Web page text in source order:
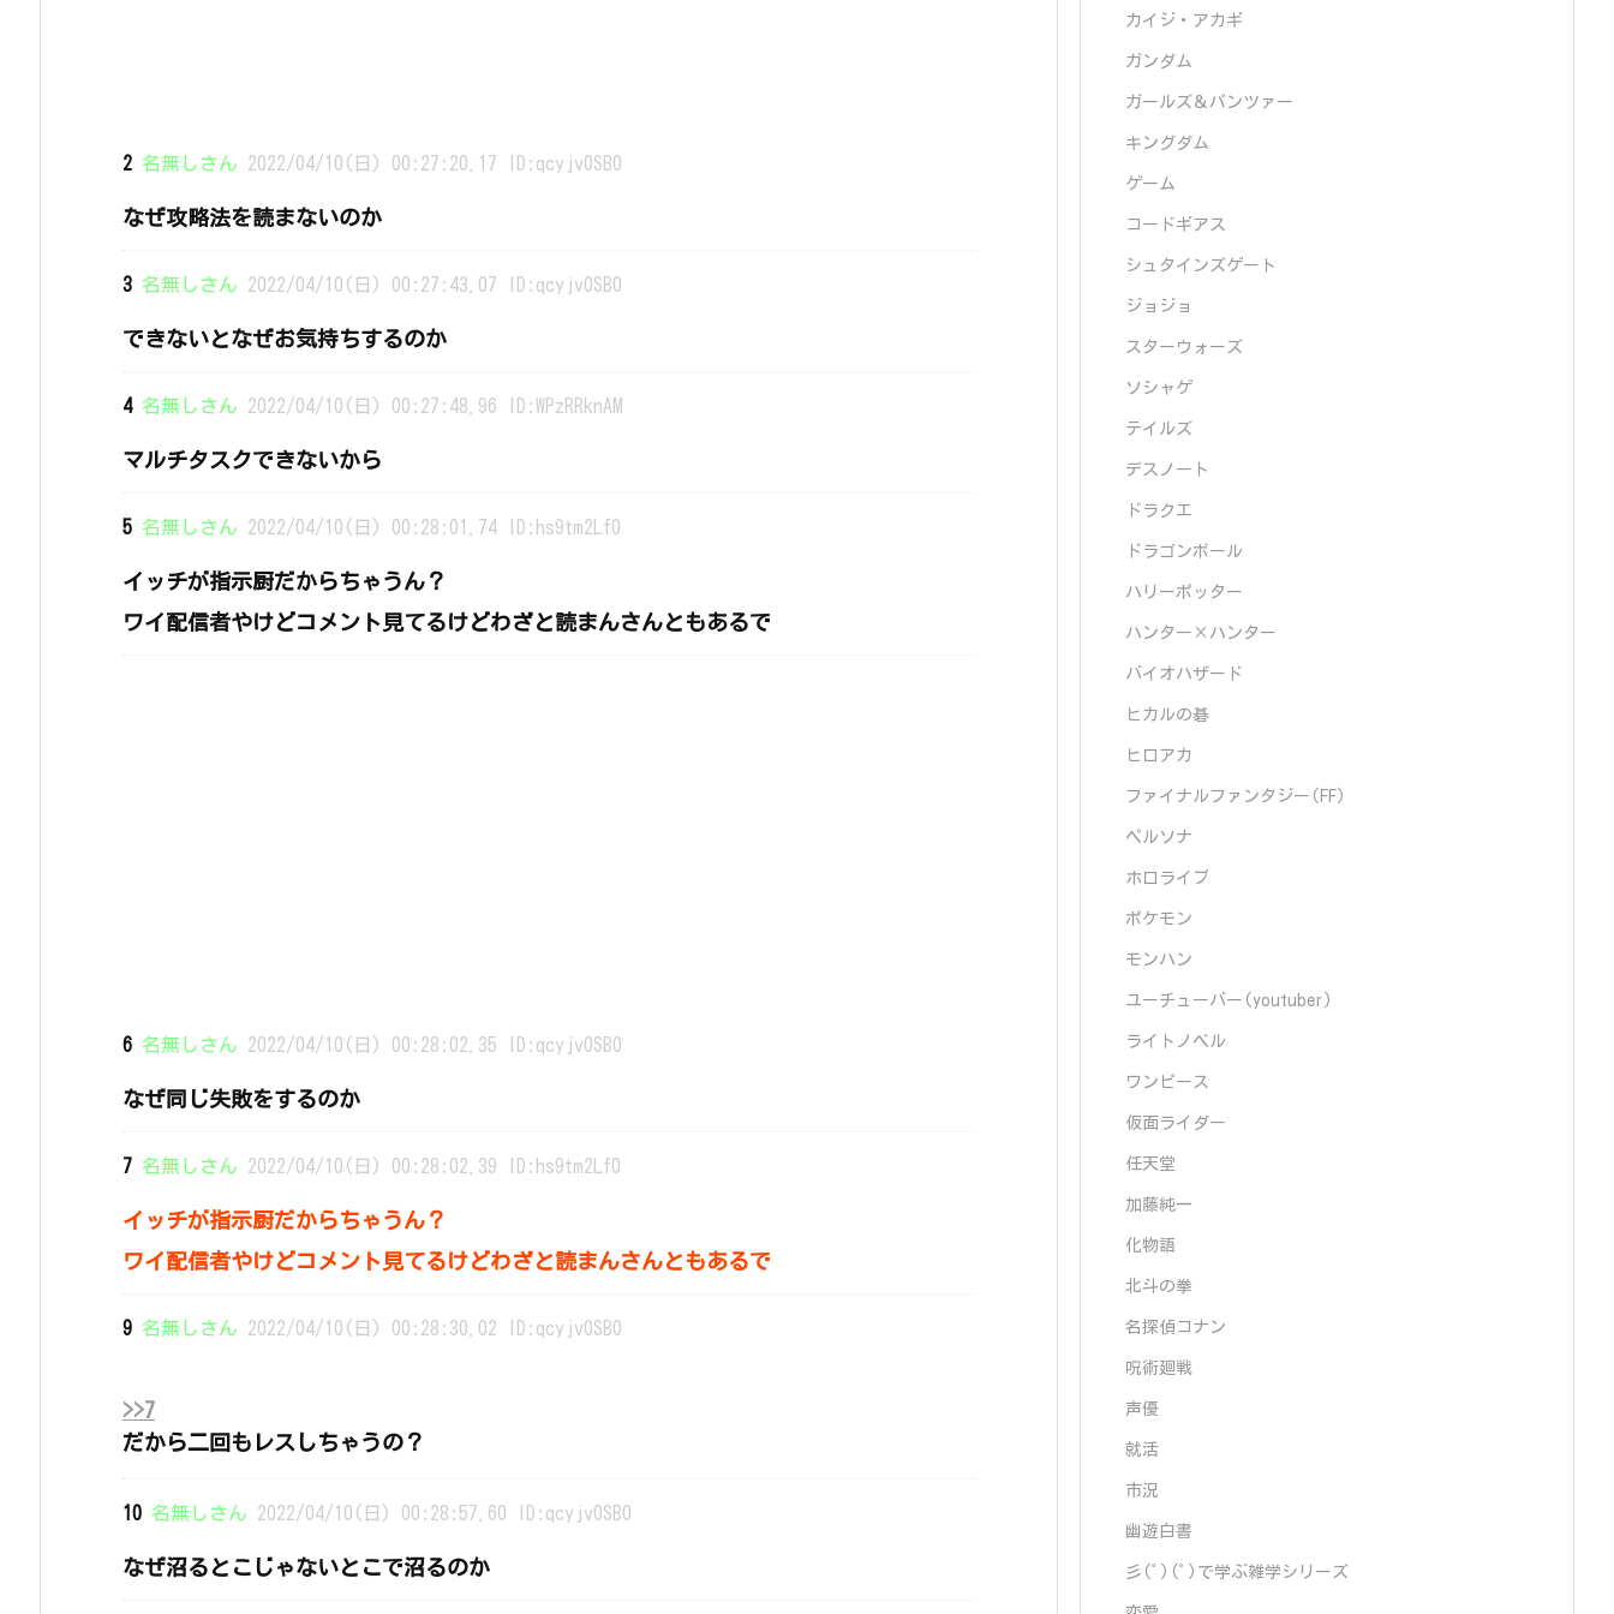
2 名無しさん 2022/04/10(日) 00:27:20.17 ID:qcyjv0SB0
なぜ攻略法を読まないのか
3 名無しさん 2022/04/10(日) 00:27:43.07 ID:qcyjv0SB0
できないとなぜお気持ちするのか
4 名無しさん 2022/04/10(日) 00:27:48.96 ID:WPzRRknAM
マルチタスクできないから
5 名無しさん 2022/04/10(日) 00:28:01.74 ID:hs9tm2Lf0
イッチが指示厨だからちゃうん？
ワイ配信者やけどコメント見てるけどわざと読まんさんともあるで
6 名無しさん 2022/04/10(日) 00:28:02.35 ID:qcyjv0SB0
なぜ同じ失敗をするのか
7 名無しさん 2022/04/10(日) 00:28:02.39 ID:hs9tm2Lf0
イッチが指示厨だからちゃうん？
ワイ配信者やけどコメント見てるけどわざと読まんさんともあるで
9 名無しさん 2022/04/10(日) 00:28:30.02 ID:qcyjv0SB0
>>7
だから二回もレスしちゃうの？
10 名無しさん 2022/04/10(日) 00:28:57.60 ID:qcyjv0SB0
なぜ沼るとこじゃないとこで沼るのか
カイジ・アカギ
ガンダム
ガールズ＆パンツァー
キングダム
ゲーム
コードギアス
シュタインズゲート
ジョジョ
スターウォーズ
ソシャゲ
テイルズ
デスノート
ドラクエ
ドラゴンボール
ハリーポッター
ハンター×ハンター
バイオハザード
ヒカルの碁
ヒロアカ
ファイナルファンタジー(FF)
ペルソナ
ホロライブ
ポケモン
モンハン
ユーチューバー(youtuber)
ライトノベル
ワンピース
仮面ライダー
任天堂
加藤純一
化物語
北斗の拳
名探偵コナン
呪術廻戦
声優
就活
市況
幽遊白書
彡(ﾟ)(ﾟ)で学ぶ雑学シリーズ